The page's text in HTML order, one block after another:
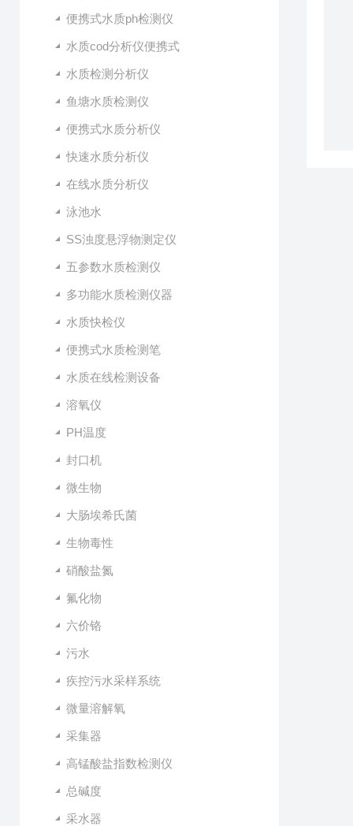
便携式水质ph检测仪
水质cod分析仪便携式
水质检测分析仪
鱼塘水质检测仪
便携式水质分析仪
快速水质分析仪
在线水质分析仪
泳池水
SS浊度悬浮物测定仪
五参数水质检测仪
多功能水质检测仪器
水质快检仪
便携式水质检测笔
水质在线检测设备
溶氧仪
PH温度
封口机
微生物
大肠埃希氏菌
生物毒性
硝酸盐氮
氟化物
六价铬
污水
疾控污水采样系统
微量溶解氧
采集器
高锰酸盐指数检测仪
总碱度
采水器